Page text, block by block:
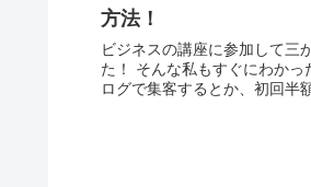
方法！
ビジネスの講座に参加して三か月… やっとフロントとバック商品というの
た！ そんな私もすぐにわかった儲けのしくみ。 どうも、はやひらです。 最近やっとブ
ログで集客するとか、初回半